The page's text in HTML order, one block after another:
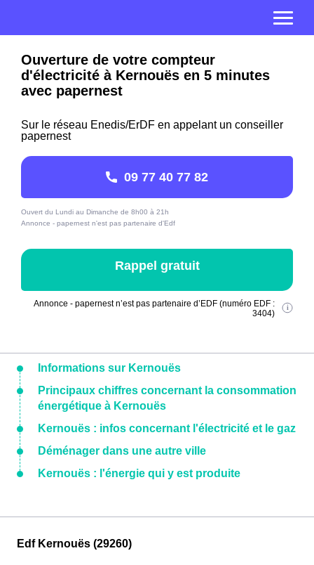
Ouverture de votre compteur
d'électricité à Kernouës en 5 minutes
avec papernest
Sur le réseau Enedis/ErDF en appelant un conseiller
papernest
09 77 40 77 82
Ouvert du Lundi au Dimanche de 8h00 à 21h
Annonce - papernest n'est pas partenaire d'Edf
Rappel gratuit
Annonce - papernest n’est pas partenaire d’EDF (numéro EDF :
3404)
Informations sur Kernouës
Principaux chiffres concernant la consommation
énergétique à Kernouës
Kernouës : infos concernant l'électricité et le gaz
Déménager dans une autre ville
Kernouës : l'énergie qui y est produite
Edf Kernouës (29260)